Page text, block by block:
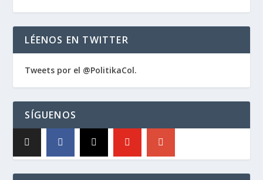
LÉENOS EN TWITTER
Tweets por el @PolitikaCol.
SÍGUENOS